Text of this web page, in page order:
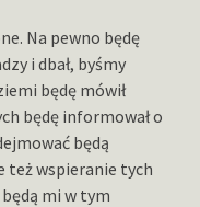
Na pewno będę
i dbał, byśmy
będę mówił
będę informował o
będą
też wspieranie tych
mi w tym